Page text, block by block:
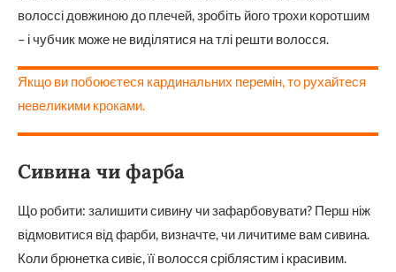
волоссі довжиною до плечей, зробіть його трохи коротшим
– і чубчик може не виділятися на тлі решти волосся.
Якщо ви побоюєтеся кардинальних перемін, то рухайтеся
невеликими кроками.
Сивина чи фарба
Що робити: залишити сивину чи зафарбовувати? Перш ніж
відмовитися від фарби, визначте, чи личитиме вам сивина.
Коли брюнетка сивіє, її волосся сріблястим і красивим.